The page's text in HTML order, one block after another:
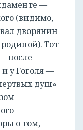
—
(видимо,
дворянин
Тот
после
у Гоголя —
душ»
о том,